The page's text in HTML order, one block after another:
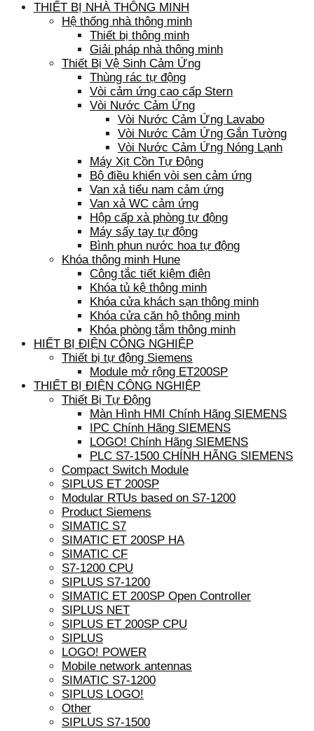
THIẾT BỊ NHÀ THÔNG MINH
Hệ thống nhà thông minh
Thiết bị thông minh
Giải pháp nhà thông minh
Thiết Bị Vệ Sinh Cảm Ứng
Thùng rác tự động
Vòi cảm ứng cao cấp Stern
Vòi Nước Cảm Ứng
Vòi Nước Cảm Ứng Lavabo
Vòi Nước Cảm Ứng Gắn Tường
Vòi Nước Cảm Ứng Nóng Lạnh
Máy Xịt Cồn Tự Động
Bộ điều khiển vòi sen cảm ứng
Van xả tiểu nam cảm ứng
Van xả WC cảm ứng
Hộp cấp xà phòng tự động
Máy sấy tay tự động
Bình phun nước hoa tự động
Khóa thông minh Hune
Công tắc tiết kiệm điện
Khóa tủ kệ thông minh
Khóa cửa khách sạn thông minh
Khóa cửa căn hộ thông minh
Khóa phòng tắm thông minh
HIẾT BỊ ĐIỆN CÔNG NGHIỆP
Thiết bị tự động Siemens
Module mở rộng ET200SP
THIẾT BỊ ĐIỆN CÔNG NGHIỆP
Thiết Bị Tự Động
Màn Hình HMI Chính Hãng SIEMENS
IPC Chính Hãng SIEMENS
LOGO! Chính Hãng SIEMENS
PLC S7-1500 CHÍNH HÃNG SIEMENS
Compact Switch Module
SIPLUS ET 200SP
Modular RTUs based on S7-1200
Product Siemens
SIMATIC S7
SIMATIC ET 200SP HA
SIMATIC CF
S7-1200 CPU
SIPLUS S7-1200
SIMATIC ET 200SP Open Controller
SIPLUS NET
SIPLUS ET 200SP CPU
SIPLUS
LOGO! POWER
Mobile network antennas
SIMATIC S7-1200
SIPLUS LOGO!
Other
SIPLUS S7-1500